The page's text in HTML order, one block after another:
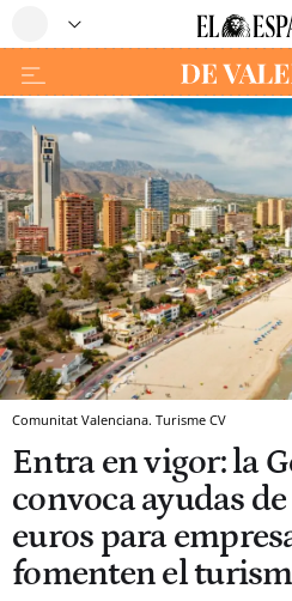
Comunitat Valenciana. Turisme CV
Entra en vigor: la
convoca ayudas
euros para
fomenten el